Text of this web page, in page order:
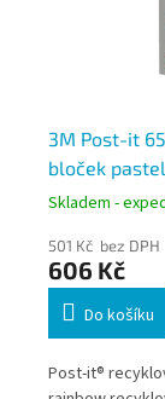
3M Post-it
bloček
Skladem -
501 Kč bez DPH
606 Kč
Do košíku
Post-it®